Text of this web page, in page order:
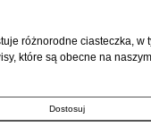
suplement 1
różnorodne ciasteczka, w
które są obecne na
Dostosuj